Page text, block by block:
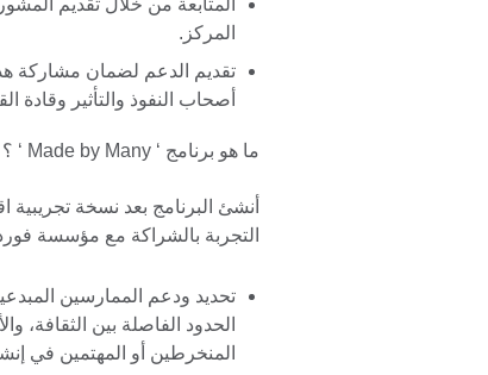
المركز.
تقديم الدعم لضمان مشاركة
أصحاب النفوذ والتأثير وقادة
ما هو برنامج ‘ Made by Many ‘ ؟
التجربة بالشراكة مع مؤسسة
تحديد ودعم الممارسين
الحدود الفاصلة بين الثقافة،
المنخرطين أو المهتمين في